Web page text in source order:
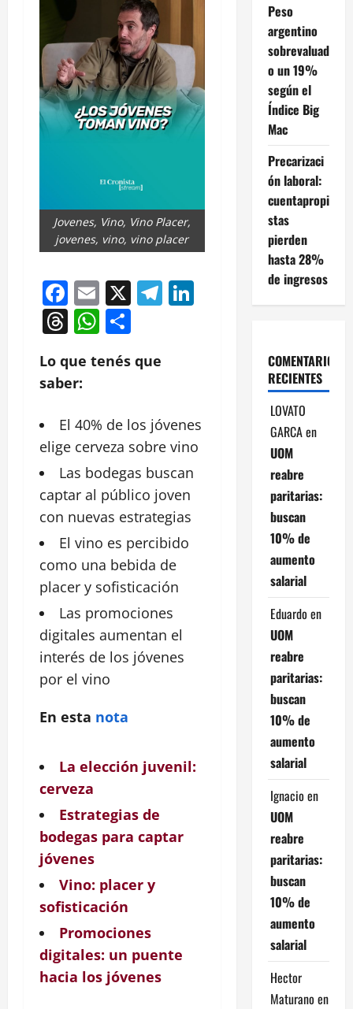
Jovenes, Vino, Vino Placer,
jovenes, vino, vino placer
Facebook
Email
X Telegram
LinkedIn
Threads
WhatsApp
Lo que tenés que
saber:
El 40% de los jóvenes
elige cerveza sobre vino
Las bodegas buscan
captar al público joven
con nuevas estrategias
El vino es percibido
como una bebida de
placer y sofisticación
Las promociones
digitales aumentan el
interés de los jóvenes
por el vino
En esta nota
La elección juvenil:
cerveza
Estrategias de
bodegas para captar
jóvenes
Vino: placer y
sofisticación
Promociones
digitales: un puente
hacia los jóvenes
Peso
argentino
sobrevaluad
o un 19%
según el
Índice Big
Mac
Precarizaci
ón laboral:
cuentapropi
stas
pierden
hasta 28%
de ingresos
COMENTARIOS
RECIENTES
LOVATO
GARCAen
UOM
reabre
paritarias:
buscan
10% de
aumento
salarial
Eduardo en
UOM
reabre
paritarias:
buscan
10% de
aumento
salarial
Ignacio en
UOM
reabre
paritarias:
buscan
10% de
aumento
salarial
Hector
Maturano en